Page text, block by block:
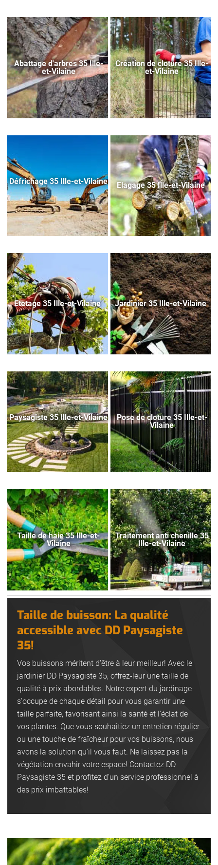
Abattage d'arbres 35 Ille-
et-Vilaine
Création de cloture 35 Ille-
et-Vilaine
Défrichage 35 Ille-et-Vilaine Elagage 35 Ille-et-Vilaine
Etetage 35 Ille-et-Vilaine Jardinier 35 Ille-et-Vilaine
Paysagiste 35 Ille-et-Vilaine
Pose de cloture 35 Ille-et-
Vilaine
Taille de haie 35 Ille-et-
Vilaine
Traitement anti chenille 35
Ille-et-Vilaine
Taille de buisson: La qualité
accessible avec DD Paysagiste
35!
Vos buissons méritent d'être à leur meilleur! Avec le
jardinier DD Paysagiste 35, offrez-leur une taille de
qualité à prix abordables. Notre expert du jardinage
s'occupe de chaque détail pour vous garantir une
taille parfaite, favorisant ainsi la santé et l'éclat de
vos plantes. Que vous souhaitiez un entretien régulier
ou une touche de fraîcheur pour vos buissons, nous
avons la solution qu'il vous faut. Ne laissez pas la
végétation envahir votre espace! Contactez DD
Paysagiste 35 et profitez d'un service professionnel à
des prix imbattables!